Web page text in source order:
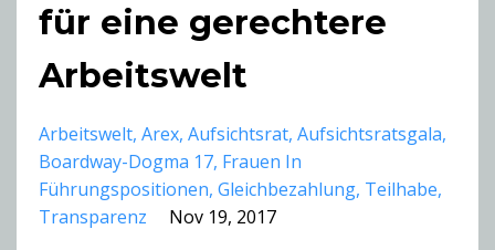
für eine gerechtere
Arbeitswelt
Arbeitswelt Arex Aufsichtsrat Aufsichtsratsgala
Boardway-Dogma 17 Frauen In
Führungspositionen Gleichbezahlung Teilhabe
Transparenz
Nov 19, 2017